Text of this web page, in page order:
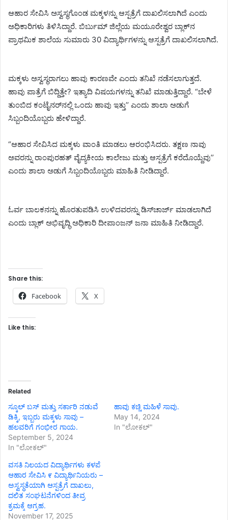
ಆಹಾರ ಸೇವಿಸಿ ಅಸ್ವಸ್ಥಗೊಂಡ ಮಕ್ಕಳನ್ನು ಆಸ್ಪತ್ರೆಗೆ ದಾಖಲಿಸಲಾಗಿದೆ ಎಂದು
ಅಧಿಕಾರಿಗಳು ತಿಳಿಸಿದ್ದಾರೆ. ಬಿರ್ಬುಮ್‌ ಜಿಲ್ಲೆಯ ಮಯೂರೇಶ್ವರ ಬ್ಲಾಕ್‌ನ
ಪ್ರಾಥಮಿಕ ಶಾಲೆಯ ಸುಮಾರು 30 ವಿದ್ಯಾರ್ಥಿಗಳನ್ನು ಆಸ್ಪತ್ರೆಗೆ ದಾಖಲಿಸಲಾಗಿದೆ.
ಮಕ್ಕಳು ಅಸ್ವಸ್ಥರಾಗಲು ಹಾವು ಕಾರಣವೇ ಎಂದು ತನಿಖೆ ನಡೆಸಲಾಗುತ್ತದೆ.
ಹಾವು ಪಾತ್ರೆಗೆ ಬಿದ್ದಿತ್ತೇ? ಇತ್ಯಾದಿ ವಿಷಯಗಳನ್ನು ತನಿಖೆ ಮಾಡುತ್ತಿದ್ದಾರೆ. “ಬೇಳೆ
ತುಂಬಿದ ಕಂಟೈನರ್‌ನಲ್ಲಿ ಒಂದು ಹಾವು ಇತ್ತುʼʼ ಎಂದು ಶಾಲಾ ಅಡುಗೆ
ಸಿಬ್ಬಂದಿಯೊಬ್ಬರು ಹೇಳಿದ್ದಾರೆ.
“ಆಹಾರ ಸೇವಿಸಿದ ಮಕ್ಕಳು ವಾಂತಿ ಮಾಡಲು ಆರಂಭಿಸಿದರು. ತಕ್ಷಣ ನಾವು
ಅವರನ್ನು ರಾಂಪುರಹತ್‌ ವೈದ್ಯಕೀಯ ಕಾಲೇಜು ಮತ್ತು ಆಸ್ಪತ್ರೆಗೆ ಕರೆದೊಯ್ದೆವುʼʼ
ಎಂದು ಶಾಲಾ ಅಡುಗೆ ಸಿಬ್ಬಂದಿಯೊಬ್ಬರು ಮಾಹಿತಿ ನೀಡಿದ್ದಾರೆ.
ಓರ್ವ ಬಾಲಕನನ್ನು ಹೊರತುಪಡಿಸಿ ಉಳಿದವರನ್ನು ಡಿಸ್‌ಚಾರ್ಜ್‌ ಮಾಡಲಾಗಿದೆ
ಎಂದು ಬ್ಲಾಕ್‌ ಅಭಿವೃದ್ಧಿ ಅಧಿಕಾರಿ ದೀಪಾಂಜನ್‌ ಜನಾ ಮಾಹಿತಿ ನೀಡಿದ್ದಾರೆ.
Share this:
Facebook X
Like this:
Related
ಸ್ಕೂಲ್ ಬಸ್ ಮತ್ತು ಸರ್ಕಾರಿ ನಡುವೆ
ಡಿಕ್ಕಿ, ಇಬ್ಬರು ಮಕ್ಕಳು ಸಾವು –
ಹಲವರಿಗೆ ಗಂಭೀರ ಗಾಯ.
September 5, 2024
In "ಲೋಕಲ್"
ಹಾವು ಕಚ್ಚಿ ಮಹಿಳೆ ಸಾವು.
May 14, 2024
In "ಲೋಕಲ್"
ವಸತಿ ನಿಲಯದ ವಿದ್ಯಾರ್ಥಿಗಳು ಕಳಪೆ
ಆಹಾರ ಸೇವಿಸಿ ೯ ವಿದ್ಯಾರ್ಥಿನಿಯರು –
ಅಸ್ವಸ್ಥತೆಯಾಗಿ ಆಸ್ಪತ್ರೆಗೆ ದಾಖಲು,
ದಲಿತ ಸಂಘಟನೆಗಳಿಂದ ತೀವ್ರ
ಕ್ರಮಕ್ಕೆ ಆಗ್ರಹ.
November 17, 2025